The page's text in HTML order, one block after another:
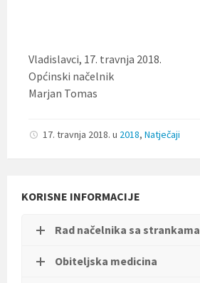
Vladislavci, 17. travnja 2018.
Općinski načelnik
Marjan Tomas
17. travnja 2018. u 2018, Natječaji
KORISNE INFORMACIJE
Rad načelnika sa strankama
Obiteljska medicina